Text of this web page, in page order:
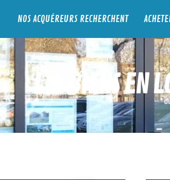
NOS ACQUÉREURS RECHERCHENT
LES BIENS EN